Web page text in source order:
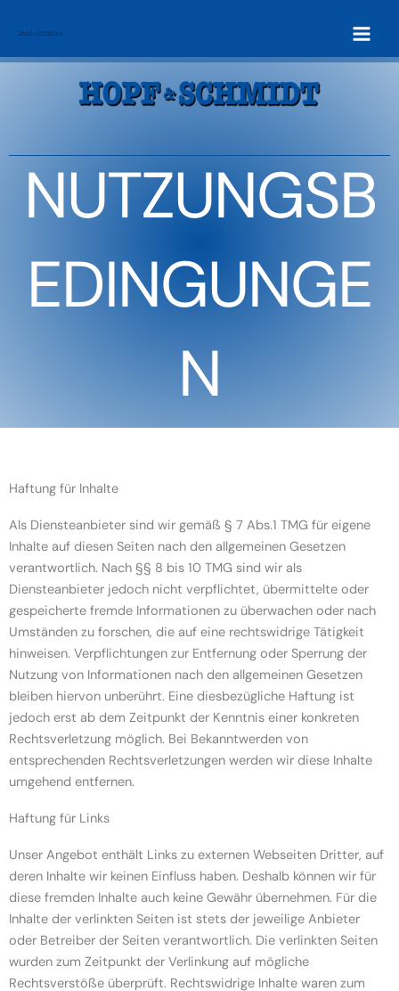
Inhalt
NUTZUNGSB
EDINGUNGE
N
Haftung für Inhalte
Als Diensteanbieter sind wir gemäß § 7 Abs.1 TMG für eigene
Inhalte auf diesen Seiten nach den allgemeinen Gesetzen
verantwortlich. Nach §§ 8 bis 10 TMG sind wir als
Diensteanbieter jedoch nicht verpflichtet, übermittelte oder
gespeicherte fremde Informationen zu überwachen oder nach
Umständen zu forschen, die auf eine rechtswidrige Tätigkeit
hinweisen. Verpflichtungen zur Entfernung oder Sperrung der
Nutzung von Informationen nach den allgemeinen Gesetzen
bleiben hiervon unberührt. Eine diesbezügliche Haftung ist
jedoch erst ab dem Zeitpunkt der Kenntnis einer konkreten
Rechtsverletzung möglich. Bei Bekanntwerden von
entsprechenden Rechtsverletzungen werden wir diese Inhalte
umgehend entfernen.
Haftung für Links
Unser Angebot enthält Links zu externen Webseiten Dritter, auf
deren Inhalte wir keinen Einfluss haben. Deshalb können wir für
diese fremden Inhalte auch keine Gewähr übernehmen. Für die
Inhalte der verlinkten Seiten ist stets der jeweilige Anbieter
oder Betreiber der Seiten verantwortlich. Die verlinkten Seiten
wurden zum Zeitpunkt der Verlinkung auf mögliche
Rechtsverstöße überprüft. Rechtswidrige Inhalte waren zum